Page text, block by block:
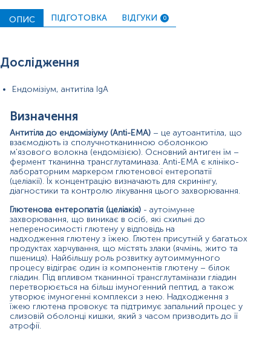
провокує та підтримує запальний процес у слизовій
оболонці кишки, який з часом призводить до її атрофії.
глютенової ентеропатії. Дослідження Ендомізіум,
антитіла IgA (Anti-EMA) характеризується високою
визначення антитіл до гліадину і порівнюється з
трансглутамінази (Anti-tTG, IgA). Ця перевага дозволяє
вважати аналіз на Anti-EMA одним із найкращих
способів діагностики целіакії. Позитивний результат у
пацієнта з клінічними ознаками захворювання може
бути основою проведення діагностичної
ендоскопії. Крім того, цей тест призначається при
отриманні негативного результату на антитіла до
тканинної трансглутамінази у пацієнта з явними
ознаками глютенової ентеропатії. Дослідження Anti-
EMA характеризується дуже високою специфічністю
(99-100%). Це найспецифічніший аналіз для діагностики
целіакії, тому він може бути використаний як
підтверджуючий тест при позитивному результаті
інших, менш специфічних досліджень, наприклад, на
антитіла до гліадин (специфічність 70-98%) або
тканинної трансглутамінази (97-99%).
Показання до призначення:
Підозра на целіакію при появі характерних
симптомів:
ОПИС ПІДГОТОВКА ВІДГУКИ 0
Дослідження
Ендомізіум, антитіла IgA
Визначення
Антитіла до ендомізіуму (Anti-EMA) – це аутоантитіла, що
взаємодіють із сполучнотканинною оболонкою
м'язового волокна (ендомізією). Основний антиген їм –
фермент тканинна трансглутаминаза. Anti-EMA є клініко-
лабораторним маркером глютенової ентеропатії
(целіакії). Їх концентрацію визначають для скринінгу,
діагностики та контролю лікування цього захворювання.
Глютенова ентеропатія (целіакія) - аутоімунне
захворювання, що виникає в осіб, які схильні до
непереносимості глютену у відповідь на
надходження глютену з їжею. Глютен присутній у багатьох
продуктах харчування, що містять злаки (ячмінь, жито та
пшениця). Найбільшу роль розвитку аутоиммунного
процесу відіграє один із компонентів глютену – білок
гліадин. Під впливом тканинної трансглутамінази гліадин
перетворюється на більш імуногенний пептид, а також
утворює імуногенні комплекси з нею. Надходження з
їжею глютена провокує та підтримує запальний процес у
слизовій оболонці кишки, який з часом призводить до її
атрофії.